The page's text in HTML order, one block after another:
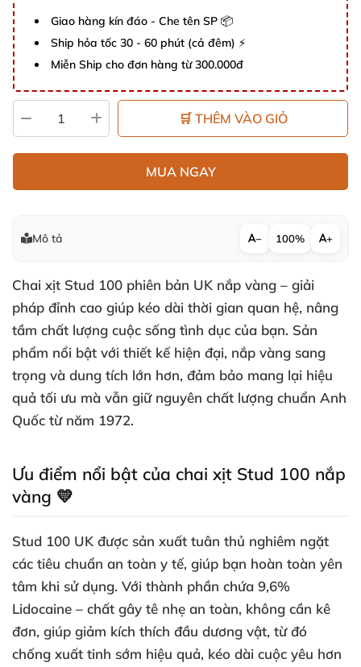
Giao hàng kín đáo - Che tên SP 📦
Ship hỏa tốc 30 - 60 phút (cả đêm) ⚡
Miễn Ship cho đơn hàng từ 300.000đ
🛒 THÊM VÀO GIỎ
MUA NGAY
Mô tả − 100% +
Chai xịt Stud 100 phiên bản UK nắp vàng – giải
pháp đỉnh cao giúp kéo dài thời gian quan hệ, nâng
tầm chất lượng cuộc sống tình dục của bạn. Sản
phẩm nổi bật với thiết kế hiện đại, nắp vàng sang
trọng và dung tích lớn hơn, đảm bảo mang lại hiệu
quả tối ưu mà vẫn giữ nguyên chất lượng chuẩn Anh
Quốc từ năm 1972.
Ưu điểm nổi bật của chai xịt Stud 100 nắp
vàng 💛
Stud 100 UK được sản xuất tuân thủ nghiêm ngặt
các tiêu chuẩn an toàn y tế, giúp bạn hoàn toàn yên
tâm khi sử dụng. Với thành phần chứa 9,6%
Lidocaine – chất gây tê nhẹ an toàn, không cần kê
đơn, giúp giảm kích thích đầu dương vật, từ đó
chống xuất tinh sớm hiệu quả, kéo dài cuộc yêu hơn